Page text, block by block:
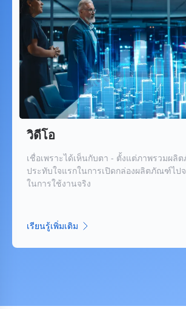
วิดีโอ
เชื่อเพราะได้เห็นกับตา - ตั้งแต่ภาพรวมผ
ประทับใจแรกในการเปิดกล่องผลิตภัณฑ์ไป
ในการใช้งานจริง
เรียนรู้เพิ่มเติม